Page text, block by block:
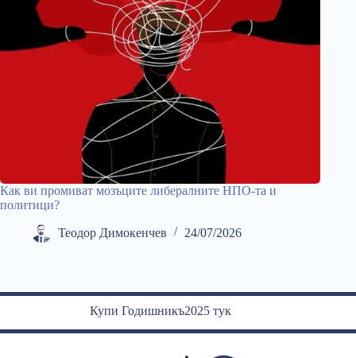
Как ви промиват мозъците либералните НПО-та и
политици?
Теодор Димокенчев 24/07/2026
Купи Годишникъ2025 тук